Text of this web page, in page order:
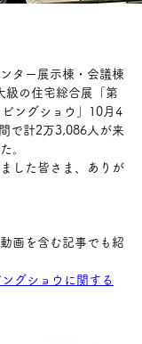
ター展示棟・会議棟
級の住宅総合展「第
ングショウ」10月4
で計2万3,086人が来
。
した皆さま、ありが
画を含む記事でも紹
グショウに関する